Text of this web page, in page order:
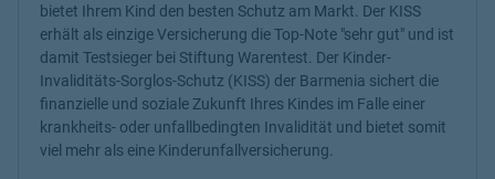
bietet Ihrem Kind den besten Schutz am Markt. Der KISS
erhält als einzige Versicherung die Top-Note "sehr gut" und ist
damit Testsieger bei Stiftung Warentest. Der Kinder-
Invaliditäts-Sorglos-Schutz (KISS) der Barmenia sichert die
finanzielle und soziale Zukunft Ihres Kindes im Falle einer
krankheits- oder unfallbedingten Invalidität und bietet somit
viel mehr als eine Kinderunfallversicherung.